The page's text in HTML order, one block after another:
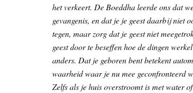
het verkeert. De Boeddha leerde ons dat
gevangenis, en dat je je geest daarbij niet
tegen, maar zorg dat je geest niet
geest door te beseffen hoe de dingen
anders. Dat je geboren bent betekent
waarheid waar je nu mee geconfronteerd
Zelfs als je huis overstroomt is met water